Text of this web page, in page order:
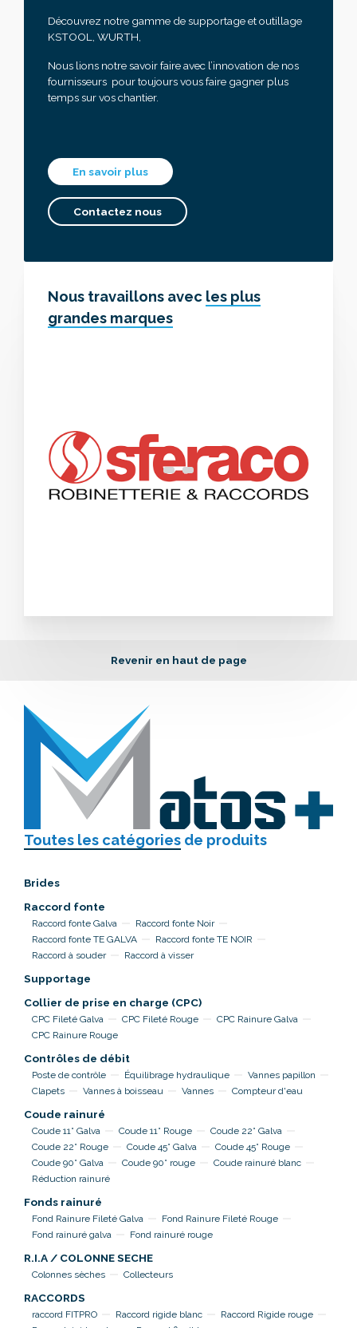
Découvrez notre gamme de supportage et outillage
KSTOOL, WURTH,
Nous lions notre savoir faire avec l’innovation de nos
fournisseurs pour toujours vous faire gagner plus
temps sur vos chantier.
En savoir plus
Contactez nous
Nous travaillons avec les plus
grandes marques
Revenir en haut de page
Toutes les catégories de produits
Brides
Raccord fonte
Raccord fonte Galva
Raccord fonte Noir
Raccord fonte TE GALVA
Raccord fonte TE NOIR
Raccord à souder
Raccord à visser
Supportage
Collier de prise en charge (CPC)
CPC Fileté Galva CPC Fileté Rouge
CPC Rainure Galva
CPC Rainure Rouge
Contrôles de débit
Poste de contrôle Équilibrage hydraulique
Vannes papillon
Clapets
Vannes à boisseau Vannes Compteur d'eau
Coude rainuré
Coude 11° Galva Coude 11° Rouge
Coude 22° Galva
Coude 22° Rouge
Coude 45° Galva
Coude 45° Rouge
Coude 90° Galva
Coude 90° rouge
Coude rainuré blanc
Réduction rainuré
Fonds rainuré
Fond Rainure Fileté Galva
Fond Rainure Fileté Rouge
Fond rainuré galva
Fond rainuré rouge
R.I.A / COLONNE SECHE
Colonnes sèches Collecteurs
RACCORDS
raccord FITPRO Raccord rigide blanc
Raccord Rigide rouge